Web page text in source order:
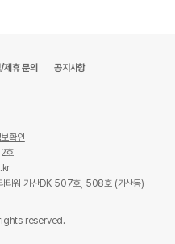
제휴 문의 공지사항
확인
호
타워 가산DK 507호, 508호 (가산동)
reserved.